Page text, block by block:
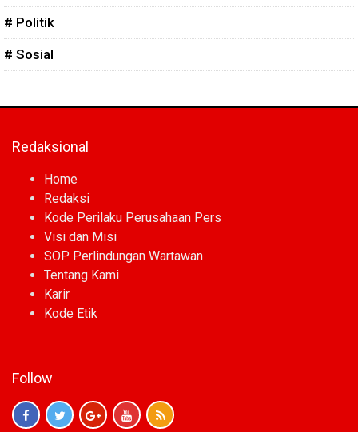
# Politik
# Sosial
Redaksional
Home
Redaksi
Kode Perilaku Perusahaan Pers
Visi dan Misi
SOP Perlindungan Wartawan
Tentang Kami
Karir
Kode Etik
Follow